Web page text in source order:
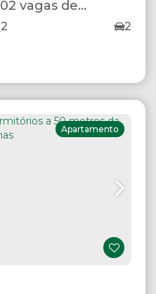
vagas de
2 2
Apartamento